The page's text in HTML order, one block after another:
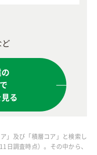
る
」及び「積層コア」と検索し
日調査時点）。その中から、